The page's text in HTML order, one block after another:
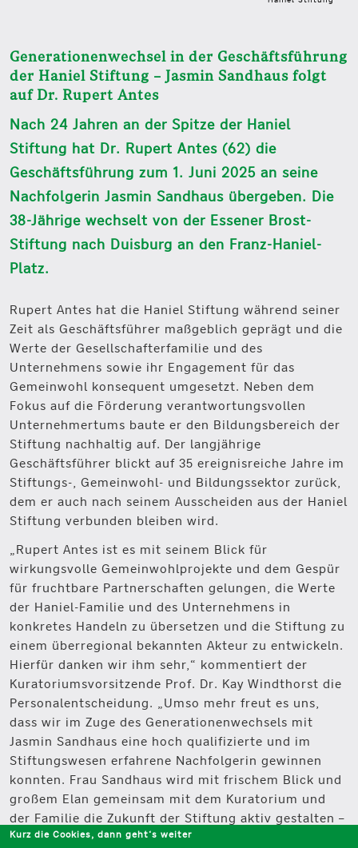
Generationenwechsel in der Geschäftsführung
der Haniel Stiftung – Jasmin Sandhaus folgt
auf Dr. Rupert Antes
Nach 24 Jahren an der Spitze der Haniel
Stiftung hat Dr. Rupert Antes (62) die
Geschäftsführung zum 1. Juni 2025 an seine
Nachfolgerin Jasmin Sandhaus übergeben. Die
38-Jährige wechselt von der Essener Brost-
Stiftung nach Duisburg an den Franz-Haniel-
Platz.
Rupert Antes hat die Haniel Stiftung während seiner
Zeit als Geschäftsführer maßgeblich geprägt und die
Werte der Gesellschafterfamilie und des
Unternehmens sowie ihr Engagement für das
Gemeinwohl konsequent umgesetzt. Neben dem
Fokus auf die Förderung verantwortungsvollen
Unternehmertums baute er den Bildungsbereich der
Stiftung nachhaltig auf. Der langjährige
Geschäftsführer blickt auf 35 ereignisreiche Jahre im
Stiftungs-, Gemeinwohl- und Bildungssektor zurück,
dem er auch nach seinem Ausscheiden aus der Haniel
Stiftung verbunden bleiben wird.
„Rupert Antes ist es mit seinem Blick für
wirkungsvolle Gemeinwohlprojekte und dem Gespür
für fruchtbare Partnerschaften gelungen, die Werte
der Haniel-Familie und des Unternehmens in
konkretes Handeln zu übersetzen und die Stiftung zu
einem überregional bekannten Akteur zu entwickeln.
Hierfür danken wir ihm sehr,“ kommentiert der
Kuratoriumsvorsitzende Prof. Dr. Kay Windthorst die
Personalentscheidung. „Umso mehr freut es uns,
dass wir im Zuge des Generationenwechsels mit
Jasmin Sandhaus eine hoch qualifizierte und im
Stiftungswesen erfahrene Nachfolgerin gewinnen
konnten. Frau Sandhaus wird mit frischem Blick und
großem Elan gemeinsam mit dem Kuratorium und
der Familie die Zukunft der Stiftung aktiv gestalten –
mit dem Ziel, nachhaltiges Unternehmertum und
Kurz die Cookies, dann geht‘s weiter